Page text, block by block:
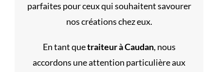
parfaites pour ceux qui souhaitent savourer
nos créations chez eux.
En tant quetraiteur à Caudan, nous
accordons une attention particulière aux